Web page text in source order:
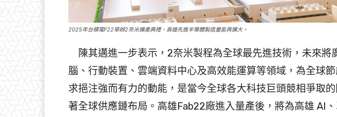
2025年台積電F22舉辦2奈米擴產典禮，高雄先進半導體製造量能再擴大。
陳其邁進一步表示，2奈米製程為全球最先進技術，未來將
腦、行動裝置、雲端資料中心及高效能運算等領域，為全球
求挹注強而有力的動能，是當今全球各大科技巨頭競相爭取
著全球供應鏈布局。高雄Fab22廠進入量產後，將為高雄 AI